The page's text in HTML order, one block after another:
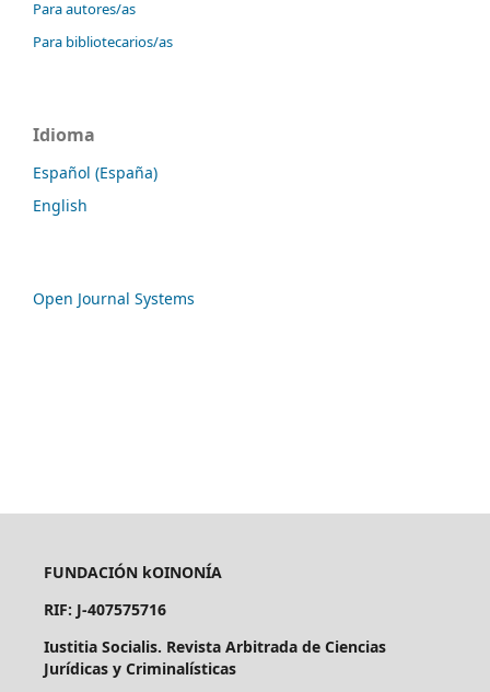
Para autores/as
Para bibliotecarios/as
Idioma
Español (España)
English
Open Journal Systems
FUNDACIÓN kOINONÍA
RIF: J-407575716
Iustitia Socialis. Revista Arbitrada de Ciencias
Jurídicas y Criminalísticas